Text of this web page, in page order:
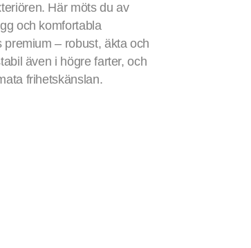
Här möts du av
och komfortabla
– robust, äkta och
även i högre farter, och
frihetskänslan.